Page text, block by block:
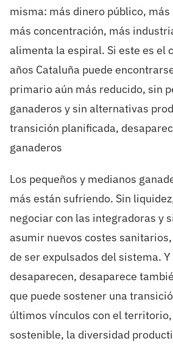
misma: más dinero público,
más concentración, más
alimenta la espiral. Si este es el
años Cataluña puede
primario aún más reducido, sin
ganaderos y sin alternativas
transición planificada,
ganaderos
Los pequeños y medianos
más están sufriendo. Sin
negociar con las integradoras y
asumir nuevos costes
de ser expulsados del sistema.
desaparecen, desaparece
que puede sostener una
últimos vínculos con el
sostenible, la diversidad